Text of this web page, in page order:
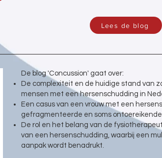
Lees de blog
De blog 'Concussion' gaat over:
De complexiteit en de huidige stand van
mensen met een hersenschudding in
Een casus van een vrouw met een
gefragmenteerde en soms
De rol en het belang van de
van een hersenschudding, waarbij een
aanpak wordt benadrukt.